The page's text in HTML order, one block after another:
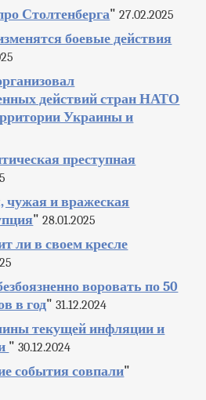
Столтенберга" 27.02.2025
боевые действия
действий стран НАТО
Украины и
преступная
чужая и вражеская
" 28.01.2025
ли в своем кресле
воровать по 50
в год" 31.12.2024
текущей инфляции и
" 30.12.2024
события совпали"